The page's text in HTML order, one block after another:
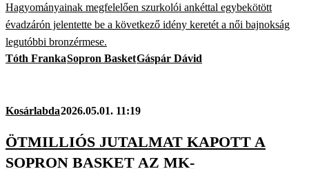
Hagyományainak megfelelően szurkolói ankéttal egybekötött
évadzárón jelentette be a következő idény keretét a női bajnokság
legutóbbi bronz­érmese.
Tóth FrankaSopron BasketGáspár Dávid
Kosárlabda2026.05.01. 11:19
ÖTMILLIÓS JUTALMAT KAPOTT A
SOPRON BASKET AZ MK-